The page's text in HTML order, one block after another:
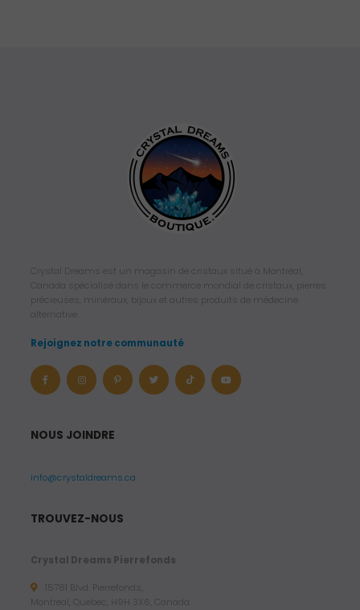
Crystal Dreams est un magasin de cristaux situé à Montréal,
Canada spécialisé dans le commerce mondial de cristaux, pierres
précieuses, minéraux, bijoux et autres produits de médecine
alternative.
Rejoignez notre communauté
NOUS JOINDRE
info@crystaldreams.ca
TROUVEZ-NOUS
Crystal Dreams Pierrefonds
15781 Blvd. Pierrefonds,
Montreal, Quebec, H9H 3X6, Canada